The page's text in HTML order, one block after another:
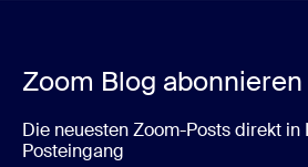
Zoom Blog abonnieren
Die neuesten Zoom-Posts direkt in
Posteingang